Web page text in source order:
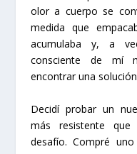
olor a cuerpo se
medida que
acumulaba y, a
consciente de mí
encontrar una
Decidí probar un
más resistente
desafío. Compré